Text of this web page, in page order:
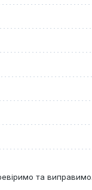
та виправимо.